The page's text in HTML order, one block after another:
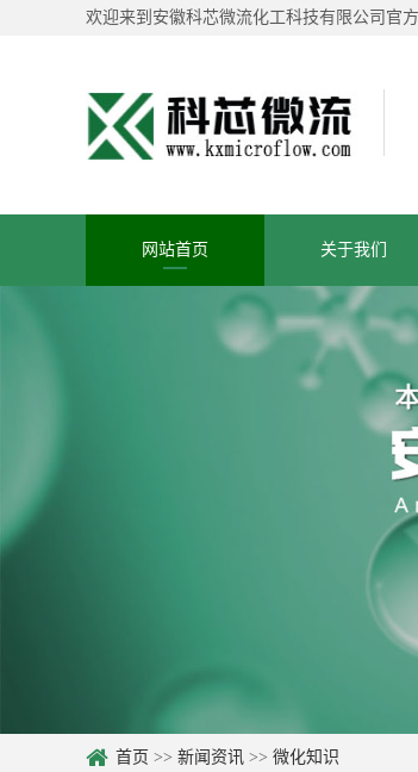
欢迎来到安徽科芯微流化工科技有限公司官方
网站首页 关于我们
首页 >> 新闻资讯 >> 微化知识